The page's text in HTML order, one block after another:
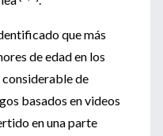
que más
de edad en los
considerable de
basados en videos
en una parte